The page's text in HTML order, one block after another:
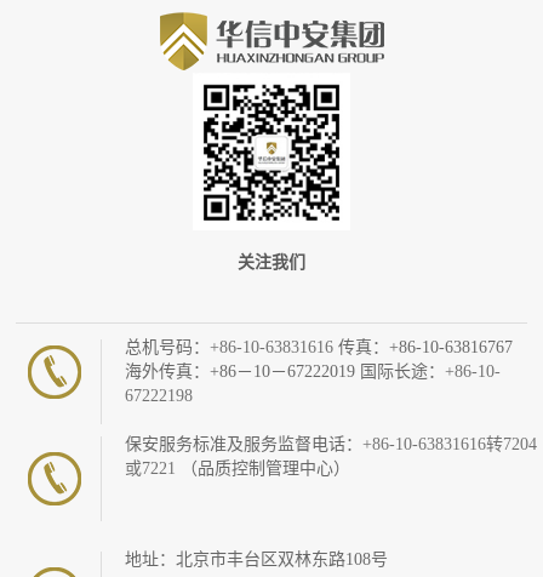
关注我们
总机号码：+86-10-63831616传真：+86-10-63816767
海外传真：+86－10－67222019 国际长途：+86-10-
67222198
保安服务标准及服务监督电话：+86-10-63831616转7204
或7221
（品质控制管理中心）
地址：北京市丰台区双林东路108号